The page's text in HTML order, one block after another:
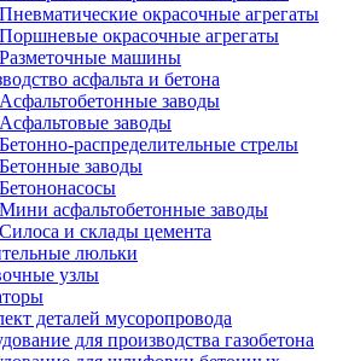
Пневматические окрасочные агрегаты
Поршневые окрасочные агрегаты
Разметочные машины
асфальта и бетона
Асфальтобетонные заводы
Асфальтовые заводы
Бетонно-распределительные стрелы
Бетонные заводы
Бетононасосы
Мини асфальтобетонные заводы
Силоса и склады цемента
люльки
узлы
деталей мусоропровода
для производства газобетона